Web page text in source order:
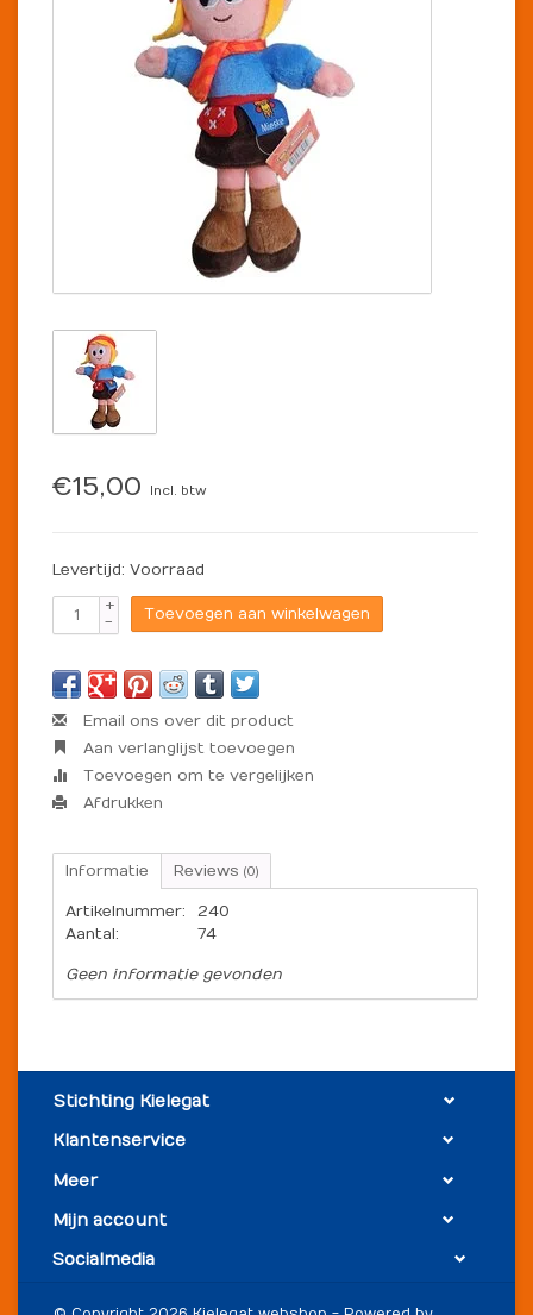
€15,00 Incl. btw
Levertijd: Voorraad
+
-
Toevoegen aan winkelwagen
Email ons over dit product
Aan verlanglijst toevoegen
Toevoegen om te vergelijken
Afdrukken
Informatie Reviews (0)
Artikelnummer:
240
Aantal:
74
Geen informatie gevonden
Stichting Kielegat
Klantenservice
Meer
Mijn account
Socialmedia